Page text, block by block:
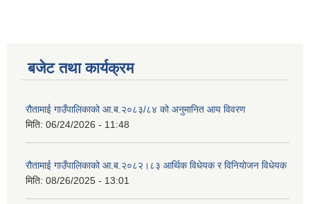
बजेट तथा कार्यक्रम
रौतामाई गाउँपालिकाको आ.ब.२०८३/८४ को अनुमानित आय विवरण
मिति: 06/24/2026 - 11:48
रौतामाई गाउँपालिकाको आ.ब.२०८२।८३ आर्थिक विधेयक र विनियोजन विधेयक
मिति: 08/26/2025 - 13:01